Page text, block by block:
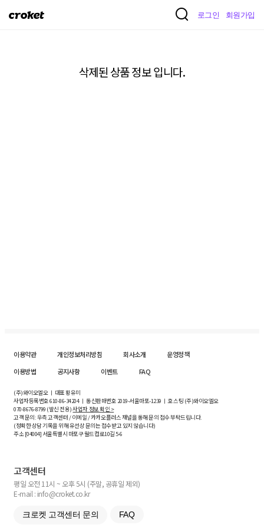
크
로그인 회원가입
삭제된 상품 정보 입니다.
이용약관 개인정보처리방침 회사소개
운영정책
이용방법
공지사항 이벤트 FAQ
(주)와이오엘오 ㅣ 대표 황유미
사업자등록번호610-86-34204ㅣ 통신판매번호 2019-서울마포-1239 ㅣ 호스팅 (주)와이오엘오
070-8676-8799 (발신 전용)사업자 정보 확인 >
고객 문의: 우측 고객센터 / 이메일 / 카카오플러스 채널을 통해 문의 접수 부탁드립니다.
(정확한 상담 기록을 위해 유선상 문의는 접수받고 있지 않습니다)
주소 [04004] 서울특별시 마포구 월드컵로10길5-6
고객센터
평일 오전 11시 ~ 오후 5시 (주말, 공휴일 제외)
E-mail : info@croket.co.kr
크로켓 고객센터 문의 FAQ